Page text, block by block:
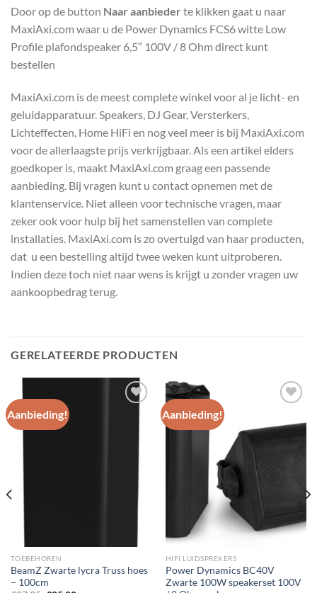
Door op de button Naar aanbieder te klikken gaat u naar
MaxiAxi.com waar u de Power Dynamics FCS6 witte Low
Profile plafondspeaker 6,5″ 100V / 8 Ohm direct kunt
bestellen
MaxiAxi.com is de meest complete winkel voor al je licht- en
geluidapparatuur. Speakers, DJ Gear, Versterkers,
Lichteffecten, Home HiFi en nog veel meer is bij MaxiAxi.com
voor de allerlaagste prijs verkrijgbaar. Als een artikel elders
goedkoper is, maakt MaxiAxi.com graag een passende
aanbieding. Bij vragen kunt u contact opnemen met de
klantenservice. Niet alleen voor technische vragen, maar
zeker ook voor hulp bij het samenstellen van complete
installaties. MaxiAxi.com is zo overtuigd van haar producten,
dat u een bestelling altijd twee weken kunt uitproberen.
Indien deze toch niet naar wens is krijgt u zonder vragen uw
aankoopbedrag terug.
GERELATEERDE PRODUCTEN
Aanbieding!
TOEBEHOREN
BeamZ Zwarte lycra Truss hoes
– 100cm
Aanbieding!
Toevoegen
aan
wenslijst
HIFI LUIDSPREKERS
Power Dynamics BC40V
Zwarte 100W speakerset 100V